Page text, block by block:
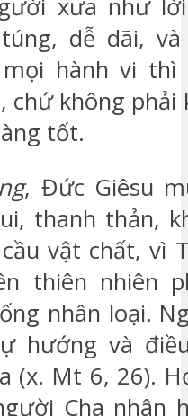
xưa như
dễ dãi,
hành vi thì
chứ không phải
tốt.
, Đức Giêsu
thanh thản,
vật chất, vì
thiên nhiên
nhân loại.
hướng và
(x. Mt 6, 26).
Cha nhân